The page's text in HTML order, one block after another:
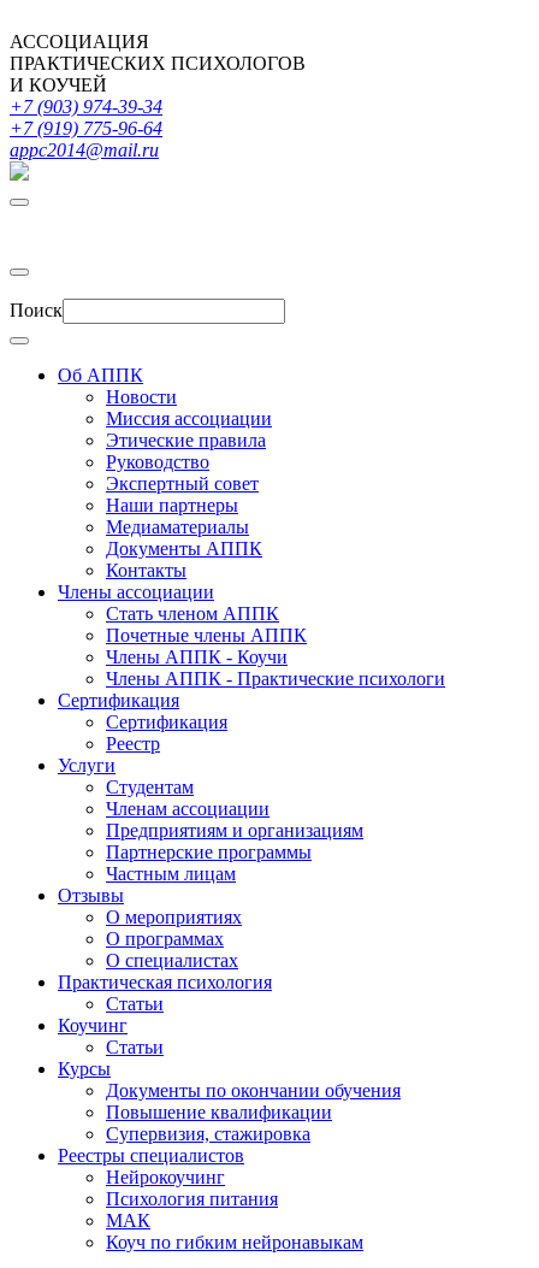
АССОЦИАЦИЯ
ПРАКТИЧЕСКИХ ПСИХОЛОГОВ
И КОУЧЕЙ
+7 (903) 974-39-34
+7 (919) 775-96-64
appc2014@mail.ru
Поиск
Об АППК
Новости
Миссия ассоциации
Этические правила
Руководство
Экспертный совет
Наши партнеры
Медиаматериалы
Документы АППК
Контакты
Члены ассоциации
Стать членом АППК
Почетные члены АППК
Члены АППК - Коучи
Члены АППК - Практические психологи
Сертификация
Сертификация
Реестр
Услуги
Студентам
Членам ассоциации
Предприятиям и организациям
Партнерские программы
Частным лицам
Отзывы
О мероприятиях
О программах
О специалистах
Практическая психология
Статьи
Коучинг
Статьи
Курсы
Документы по окончании обучения
Повышение квалификации
Супервизия, стажировка
Реестры специалистов
Нейрокоучинг
Психология питания
МАК
Коуч по гибким нейронавыкам